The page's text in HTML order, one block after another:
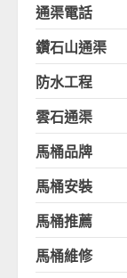
通渠電話
鑽石山通渠
防水工程
雲石通渠
馬桶品牌
馬桶安裝
馬桶推薦
馬桶維修